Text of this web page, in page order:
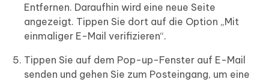
Entfernen. Daraufhin wird eine neue Seite
angezeigt. Tippen Sie dort auf die Option „Mit
einmaliger E-Mail verifizieren“.
Tippen Sie auf dem Pop-up-Fenster auf E-Mail
senden und gehen Sie zum Posteingang, um eine